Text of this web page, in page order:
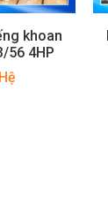
khoan
56 4HP